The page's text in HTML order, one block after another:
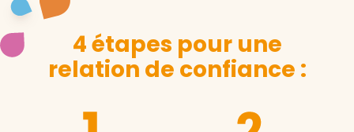
4 étapes pour une
relation de confiance :